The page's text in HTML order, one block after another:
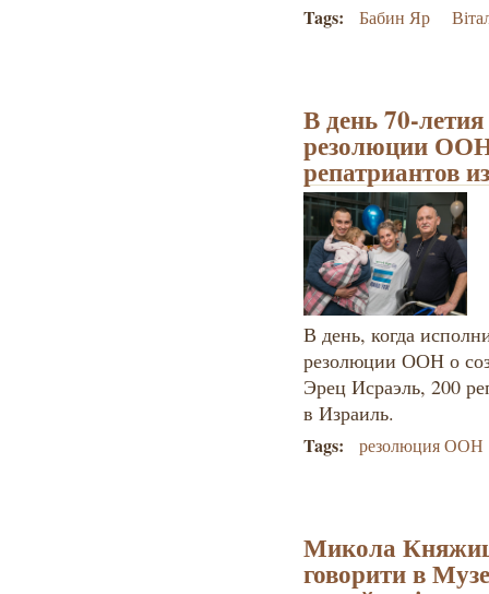
Tags: Бабин Яр
В день 70-
резолюции
репатриантов
В день, когда
резолюции ООН о
Эрец Исраэль, 200
в Израиль.
Tags: резолюция ООН
Микола
говорити в